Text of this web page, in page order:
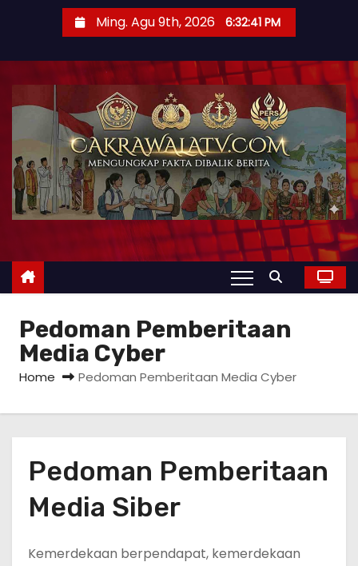
Ming. Agu 9th, 2026 6:32:42 PM
Pedoman Pemberitaan
Media Cyber
Home Pedoman Pemberitaan Media Cyber
Pedoman Pemberitaan
Media Siber
Kemerdekaan berpendapat, kemerdekaan